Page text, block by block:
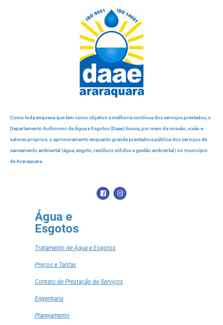
Como toda empresa que tem como objetivo a melhoria contínua dos serviços prestados, o
Departamento Autônomo de Água e Esgotos (Daae) busca, por meio da missão, visão e
valores próprios, o aprimoramento enquanto grande prestadora pública dos serviços de
saneamento ambiental (água, esgoto, resíduos sólidos e gestão ambiental) no município
de Araraquara.
Água e
Esgotos
Tratamento de Água e Esgotos
Preços e Tarifas
Contato de Prestação de Serviços
Engenharia
Planejamento